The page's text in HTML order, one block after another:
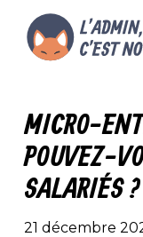
main
content
MICRO-
POUVEZ-
SALARIÉS ?
21 décembre